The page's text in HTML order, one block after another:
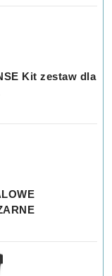
Kit zestaw dla